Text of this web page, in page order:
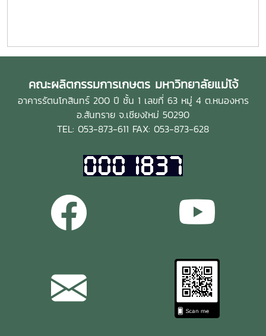
คณะผลิตกรรมการเกษตร มหาวิทยาลัยแม่โจ้
อาคารรัตนโกสินทร์ 200 ปี ชั้น 1 เลขที่ 63 หมู่ 4 ต.หนองหาร
อ.สันทราย จ.เชียงใหม่ 50290
TEL: 053-873-611 FAX: 053-873-628